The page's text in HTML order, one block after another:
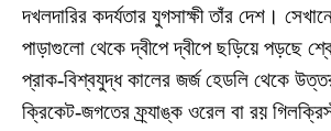
দখলদারির কদর্যতার যুগসাক্ষী তাঁর দেশ।
পাড়াগুলো থেকে দ্বীপে দ্বীপে ছড়িয়ে পড়ছে
প্রাক-বিশ্বযুদ্ধ কালের জর্জ হেডলি থেকে
ক্রিকেট-জগতের ফ্র্যাঙ্ক ওরেল বা রয়